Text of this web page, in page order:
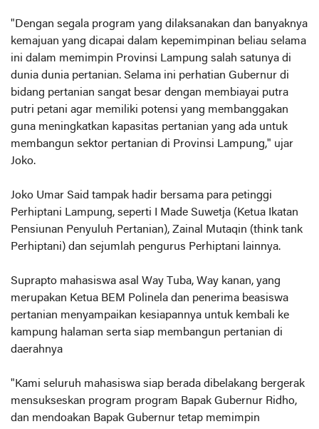
"Dengan segala program yang dilaksanakan dan banyaknya
kemajuan yang dicapai dalam kepemimpinan beliau selama
ini dalam memimpin Provinsi Lampung salah satunya di
dunia dunia pertanian. Selama ini perhatian Gubernur di
bidang pertanian sangat besar dengan membiayai putra
putri petani agar memiliki potensi yang membanggakan
guna meningkatkan kapasitas pertanian yang ada untuk
membangun sektor pertanian di Provinsi Lampung," ujar
Joko.
Joko Umar Said tampak hadir bersama para petinggi
Perhiptani Lampung, seperti I Made Suwetja (Ketua Ikatan
Pensiunan Penyuluh Pertanian), Zainal Mutaqin (think tank
Perhiptani) dan sejumlah pengurus Perhiptani lainnya.
Suprapto mahasiswa asal Way Tuba, Way kanan, yang
merupakan Ketua BEM Polinela dan penerima beasiswa
pertanian menyampaikan kesiapannya untuk kembali ke
kampung halaman serta siap membangun pertanian di
daerahnya
"Kami seluruh mahasiswa siap berada dibelakang bergerak
mensukseskan program program Bapak Gubernur Ridho,
dan mendoakan Bapak Gubernur tetap memimpin